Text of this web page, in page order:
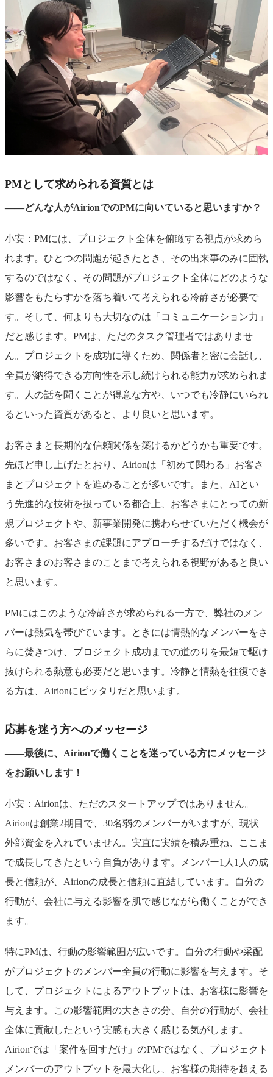
PMとして求められる資質とは
――どんな人がAirionでのPMに向いていると思いますか？
小安：PMには、プロジェクト全体を俯瞰する視点が求めら
れます。ひとつの問題が起きたとき、その出来事のみに固執
するのではなく、その問題がプロジェクト全体にどのような
影響をもたらすかを落ち着いて考えられる冷静さが必要で
す。そして、何よりも大切なのは「コミュニケーション力」
だと感じます。PMは、ただのタスク管理者ではありませ
ん。プロジェクトを成功に導くため、関係者と密に会話し、
全員が納得できる方向性を示し続けられる能力が求められま
す。人の話を聞くことが得意な方や、いつでも冷静にいられ
るといった資質があると、より良いと思います。
お客さまと長期的な信頼関係を築けるかどうかも重要です。
先ほど申し上げたとおり、Airionは「初めて関わる」お客さ
まとプロジェクトを進めることが多いです。また、AIとい
う先進的な技術を扱っている都合上、お客さまにとっての新
規プロジェクトや、新事業開発に携わらせていただく機会が
多いです。お客さまの課題にアプローチするだけではなく、
お客さまのお客さまのことまで考えられる視野があると良い
と思います。
PMにはこのような冷静さが求められる一方で、弊社のメン
バーは熱気を帯びています。ときには情熱的なメンバーをさ
らに焚きつけ、プロジェクト成功までの道のりを最短で駆け
抜けられる熱意も必要だと思います。冷静と情熱を往復でき
る方は、Airionにピッタリだと思います。
応募を迷う方へのメッセージ
――最後に、Airionで働くことを迷っている方にメッセージ
をお願いします！
小安：Airionは、ただのスタートアップではありません。
Airionは創業2期目で、30名弱のメンバーがいますが、現状
外部資金を入れていません。実直に実績を積み重ね、ここま
で成長してきたという自負があります。メンバー1人1人の成
長と信頼が、Airionの成長と信頼に直結しています。自分の
行動が、会社に与える影響を肌で感じながら働くことができ
ます。
特にPMは、行動の影響範囲が広いです。自分の行動や采配
がプロジェクトのメンバー全員の行動に影響を与えます。そ
して、プロジェクトによるアウトプットは、お客様に影響を
与えます。この影響範囲の大きさの分、自分の行動が、会社
全体に貢献したという実感も大きく感じる気がします。
Airionでは「案件を回すだけ」のPMではなく、プロジェクト
メンバーのアウトプットを最大化し、お客様の期待を超える